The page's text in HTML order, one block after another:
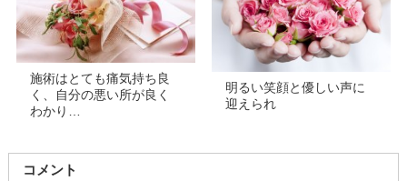
施術はとても痛気持ち良
く、自分の悪い所が良く
わかり…
明るい笑顔と優しい声に
迎えられ
コメント